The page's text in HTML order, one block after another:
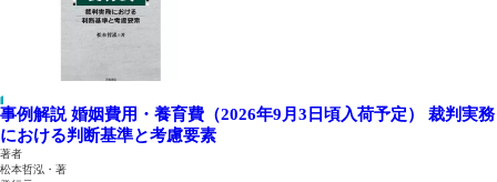
事例解説 婚姻費用・養育費（2026年9月3日頃入荷予定） 裁判実務
における判断基準と考慮要素
著者
松本哲泓・著